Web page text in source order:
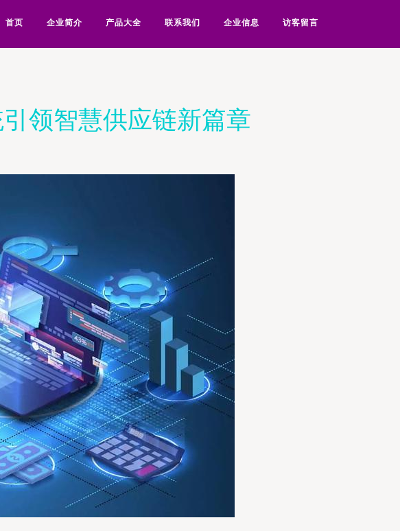
首页 企业简介 产品大全 联系我们 企业信息 访客留言
领智慧供应链新篇章